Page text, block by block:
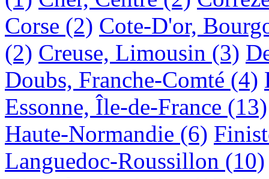
Corse (2) Cote-D'or,
(2) Creuse, Limousin (3)
Doubs, Franche-Comté (4)
Essonne, Île-de-France (13)
Haute-Normandie (6)
Languedoc-Roussillon (10)